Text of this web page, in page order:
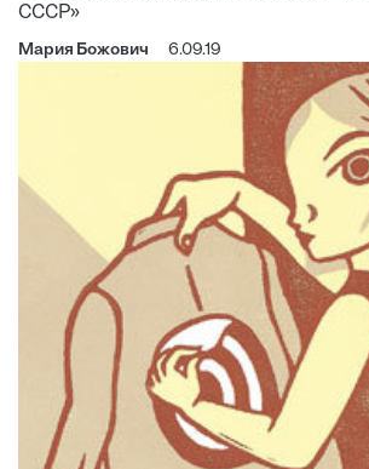
СССР»
Мария Божович 6.09.19